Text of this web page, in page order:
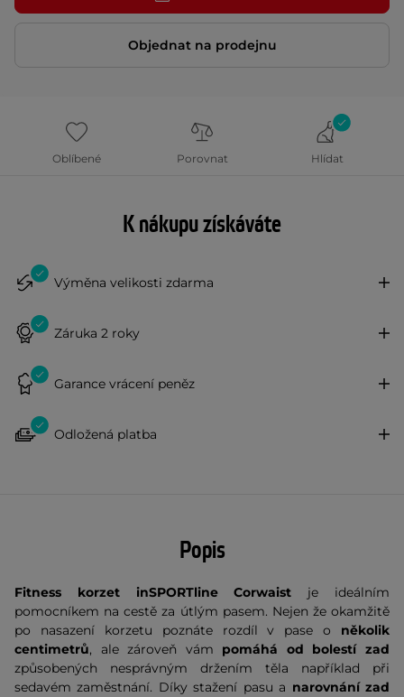
Objednat na prodejnu
Oblíbené Porovnat Hlídat
K nákupu získáváte
Výměna velikosti zdarma
Záruka 2 roky
Garance vrácení peněz
Odložená platba
Popis
Fitness korzet inSPORTline Corwaist je ideálním
pomocníkem na cestě za útlým pasem. Nejen že okamžitě
po nasazení korzetu poznáte rozdíl v pase o několik
centimetrů, ale zároveň vám pomáhá od bolestí zad
způsobených nesprávným držením těla například při
sedavém zaměstnání. Díky stažení pasu a narovnání zad